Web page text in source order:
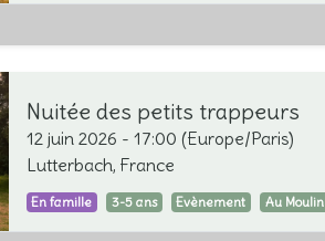
Nuitée des petits trappeurs
12 juin 2026 - 17:00 (Europe/Paris)
Lutterbach, France
En famille 3-5 ans Evènement Au Moulin